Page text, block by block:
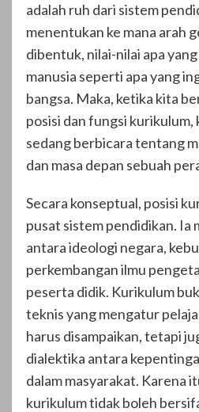
adalah ruh dari sistem
menentukan ke mana arah
dibentuk, nilai-nilai apa
manusia seperti apa yang
bangsa. Maka, ketika kita
posisi dan fungsi kurikulum,
sedang berbicara tentang
dan masa depan sebuah
Secara konseptual, posisi
pusat sistem pendidikan. Ia
antara ideologi negara,
perkembangan ilmu
peserta didik. Kurikulum
teknis yang mengatur
harus disampaikan, tetapi
dialektika antara
dalam masyarakat. Karena
kurikulum tidak boleh